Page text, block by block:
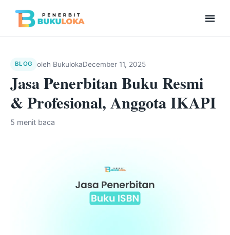
Menu
Kolaborasi Menulis
Bukuloka Digital
BLOG oleh BukulokaDecember 11, 2025
Jasa Penerbitan Buku Resmi
& Profesional, Anggota IKAPI
5 menit baca